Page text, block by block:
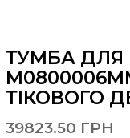
ТУМБА ДЛЯ
ТІКОВОГО
39823.50 ГРН